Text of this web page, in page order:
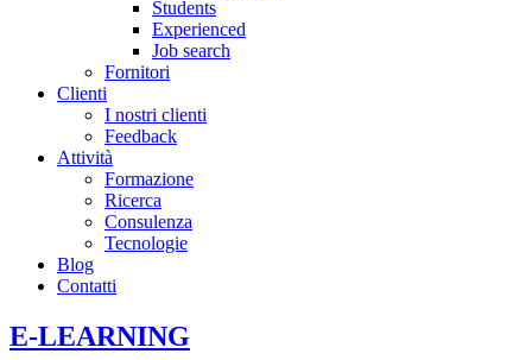
Students
Experienced
Job search
Fornitori
Clienti
I nostri clienti
Feedback
Attività
Formazione
Ricerca
Consulenza
Tecnologie
Blog
Contatti
E-LEARNING